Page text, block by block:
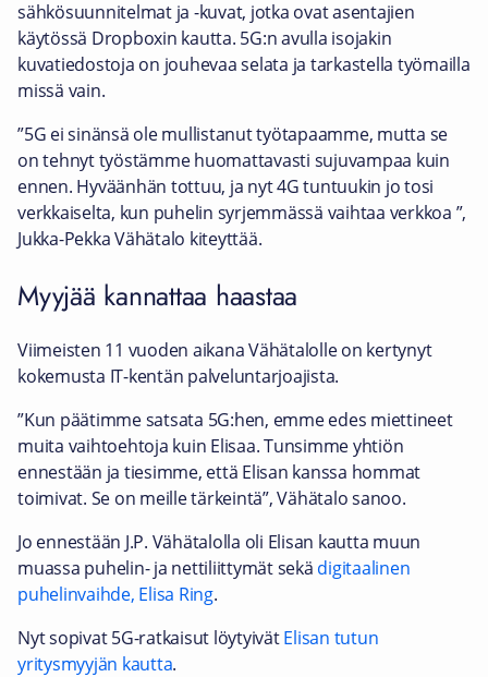
sähkösuunnitelmat ja -kuvat, jotka ovat asentajien
käytössä Dropboxin kautta. 5G:n avulla isojakin
kuvatiedostoja on jouhevaa selata ja tarkastella työmailla
missä vain.
”5G ei sinänsä ole mullistanut työtapaamme, mutta se
on tehnyt työstämme huomattavasti sujuvampaa kuin
ennen. Hyväänhän tottuu, ja nyt 4G tuntuukin jo tosi
verkkaiselta, kun puhelin syrjemmässä vaihtaa verkkoa ”,
Jukka-Pekka Vähätalo kiteyttää.
Myyjää kannattaa haastaa
Viimeisten 11 vuoden aikana Vähätalolle on kertynyt
kokemusta IT-kentän palveluntarjoajista.
”Kun päätimme satsata 5G:hen, emme edes miettineet
muita vaihtoehtoja kuin Elisaa. Tunsimme yhtiön
ennestään ja tiesimme, että Elisan kanssa hommat
toimivat. Se on meille tärkeintä”, Vähätalo sanoo.
Jo ennestään J.P. Vähätalolla oli Elisan kautta muun
muassa puhelin- ja nettiliittymät sekä digitaalinen
puhelinvaihde, Elisa Ring.
Nyt sopivat 5G-ratkaisut löytyivätElisan tutun
yritysmyyjän kautta.